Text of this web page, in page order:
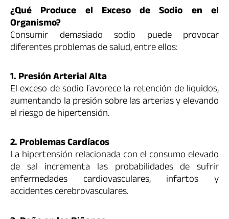
¿Qué Produce el Exceso de Sodio en el
Organismo?
Consumir demasiado sodio puede provocar
diferentes problemas de salud, entre ellos:
1. Presión Arterial Alta
El exceso de sodio favorece la retención de líquidos,
aumentando la presión sobre las arterias y elevando
el riesgo de hipertensión.
2. Problemas Cardíacos
La hipertensión relacionada con el consumo elevado
de sal incrementa las probabilidades de sufrir
enfermedades cardiovasculares, infartos y
accidentes cerebrovasculares.